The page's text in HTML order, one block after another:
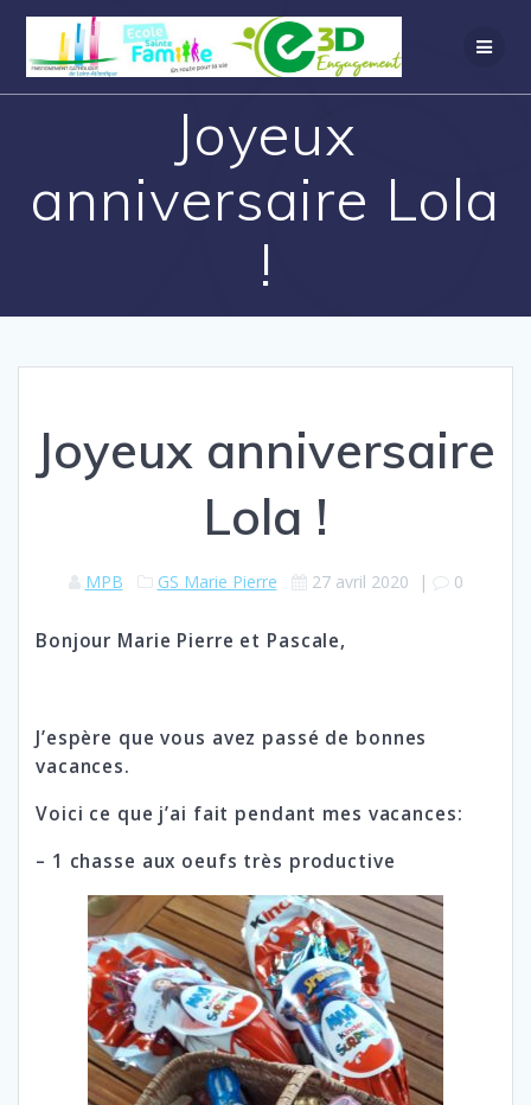
Joyeux
anniversaire Lola
!
Joyeux anniversaire
Lola !
MPB GS Marie Pierre 27 avril 2020 | 0
Bonjour Marie Pierre et Pascale,
J’espère que vous avez passé de bonnes
vacances.
Voici ce que j’ai fait pendant mes vacances:
– 1 chasse aux oeufs très productive